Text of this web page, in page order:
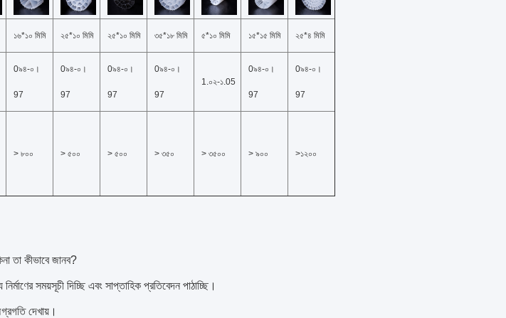
১৬*১০ মিমি ২৫*১০ মিমি ২৫*১০ মিমি ৩৫*১৮ মিমি ৫*১০ মিমি ১৫*১৫ মিমি ২৫*৪ মিমি
0৯৪-০।
97
0৯৪-০।
97
0৯৪-০।
97
0৯৪-০।
97
1.০২-১.05
0৯৪-০।
97
0৯৪-০।
97
> ৮০০ > ৫০০ > ৫০০ > ৩৫০ > ৩৫০০ > ৯০০ >১২০০
তা কীভাবে জানব?
সময়সূচী দিচ্ছি এবং সাপ্তাহিক প্রতিবেদন পাঠাচ্ছি।
দেখায়।